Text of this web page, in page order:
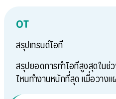
OT
สรุปเทรนด์โอที
สรุปยอดการทำโอทีสูงสุดในช่
ไหนทำงานหนักที่สุด เพื่อวาง